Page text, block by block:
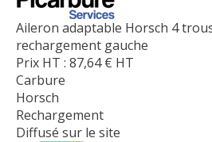
Aileron adaptable Horsch 4
rechargement gauche
Prix HT : 87,64€ HT
Carbure
Horsch
Rechargement
Diffusé sur le site